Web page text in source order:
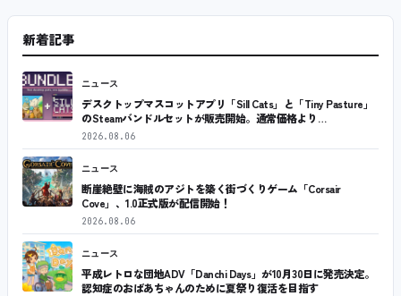
新着記事
ニュース
デスクトップマスコットアプリ「Sill Cats」と「Tiny Pasture」
のSteamバンドルセットが販売開始。通常価格より…
2026.08.06
ニュース
断崖絶壁に海賊のアジトを築く街づくりゲーム「Corsair
Cove」、1.0正式版が配信開始！
2026.08.06
ニュース
平成レトロな団地ADV「Danchi Days」が10月30日に発売決定。
認知症のおばあちゃんのために夏祭り復活を目指す